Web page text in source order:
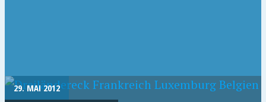
29. MAI 2012